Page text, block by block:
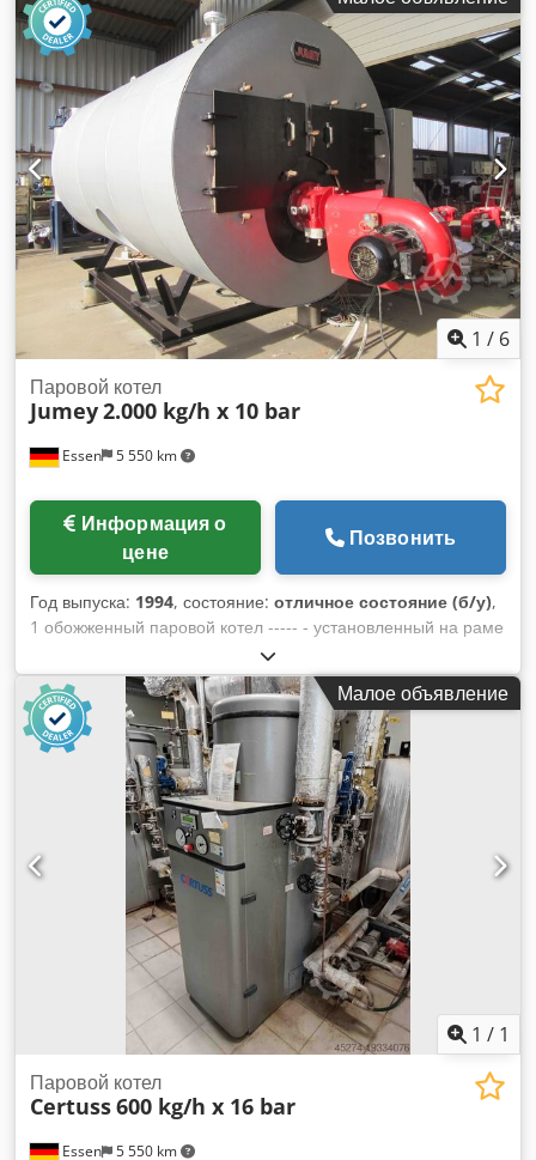
бар Испытательное давление : 56 бар Объем воды: 110 л
Поверхность нагрева : 21,9 м² Год постройки : 2007
оборудован комбинированной газомазутной горелкой
Weishaupt, Csdpfxsnp Hvbj Alweha тип WM-GL 10/3-A,
исполнение ZM-T, мощность 110-1.000 кВт,
производительность по маслу 20-84 кг/ч, система контроля
загазованности, насос питательной воды, шкаф
управления, установленный на корпусе котла и
имеющейся грубой и тонкой арматурой.
1 / 6
Essen 5 550 km
Паровой котел
Jumey2.000 kg/h x 10 bar
цене
Позвонить
Год выпуска: 1994, состояние: отличное состояние (б/у),
1 обожженный паровой котел ----- - установленный на раме
- Производитель : Джумей Площадь обогрева прибл. : 40
кв.м. Производительность : 2.000 кг/ч Макс. рабочее
избыточное давление : 10,0 бар Ранее работал при : 5,0
бар Содержание воды при СЗ прибл. : 3,540 л Полный
объем воды прибл. : 4,750 л Год постройки : 1994 Chsdpfx
Ajikvdislwsa оснащен газовой горелкой Weishaupt,
системой газ-контроля, шкаф управления, насос
питательной воды, и существующие грубые и тонкие
фитинги
Малое объявление
1 / 1
Essen 5 550 km
Паровой котел
Certuss600 kg/h x 16 bar